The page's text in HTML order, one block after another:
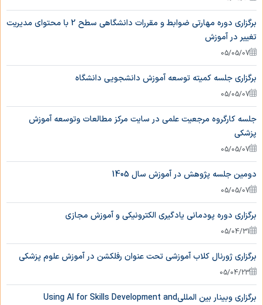
برگزاری دوره مهارتی ضوابط و مقررات دانشگاهی سطح 2 با محتوای مدیریت
تغییر در آموزش
05/05/07
برگزاری جلسه کمیته توسعه آموزش دانشجویی دانشگاه
05/05/07
جلسه کارگروه مرجعیت علمی در سایت مرکز مطالعات وتوسعه آموزش
پزشکی
05/05/07
دومین جلسه پژوهش در آموزش سال 1405
05/05/07
برگزاری دوره پودمانی یادگیری الکترونیکی و آموزش مجازی
05/04/31
برگزاری ژورنال کلاب آموزشی تحت عنوان رفلکشن در آموزش علوم پزشکی
05/04/23
برگزاری وبینار بین المللیUsing AI for Skills Development and